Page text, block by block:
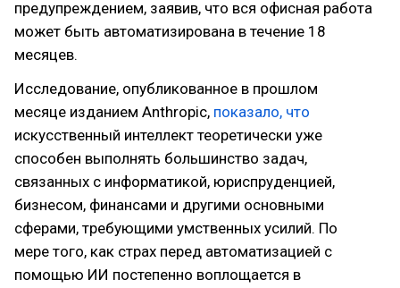
предупреждением, заявив, что вся офисная работа
может быть автоматизирована в течение 18
месяцев.
Исследование, опубликованное в прошлом
месяце изданием Anthropic, показало, что
искусственный интеллект теоретически уже
способен выполнять большинство задач,
связанных с информатикой, юриспруденцией,
бизнесом, финансами и другими основными
сферами, требующими умственных усилий. По
мере того, как страх перед автоматизацией с
помощью ИИ постепенно воплощается в